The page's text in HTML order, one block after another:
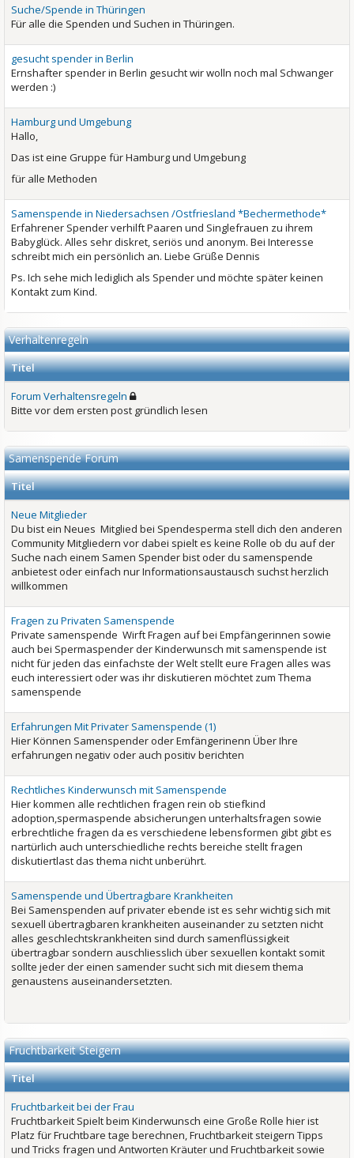
Suche/Spende in Thüringen
Für alle die Spenden und Suchen in Thüringen.
gesucht spender in Berlin
Ernshafter spender in Berlin gesucht wir wolln noch mal Schwanger
werden :)
Hamburg und Umgebung
Hallo,
Das ist eine Gruppe für Hamburg und Umgebung
für alle Methoden
Samenspende in Niedersachsen /Ostfriesland *Bechermethode*
Erfahrener Spender verhilft Paaren und Singlefrauen zu ihrem
Babyglück. Alles sehr diskret, seriös und anonym. Bei Interesse
schreibt mich ein persönlich an. Liebe Grüße Dennis
Ps. Ich sehe mich lediglich als Spender und möchte später keinen
Kontakt zum Kind.
Verhaltenregeln
Titel
Forum Verhaltensregeln
Bitte vor dem ersten post gründlich lesen
Samenspende Forum
Titel
Neue Mitglieder
Du bist ein Neues Mitglied bei Spendesperma stell dich den anderen
Community Mitgliedern vor dabei spielt es keine Rolle ob du auf der
Suche nach einem Samen Spender bist oder du samenspende
anbietest oder einfach nur Informationsaustausch suchst herzlich
willkommen
Fragen zu Privaten Samenspende
Private samenspende Wirft Fragen auf bei Empfängerinnen sowie
auch bei Spermaspender der Kinderwunsch mit samenspende ist
nicht für jeden das einfachste der Welt stellt eure Fragen alles was
euch interessiert oder was ihr diskutieren möchtet zum Thema
samenspende
Erfahrungen Mit Privater Samenspende (1)
Hier Können Samenspender oder Emfängerinenn Über Ihre
erfahrungen negativ oder auch positiv berichten
Rechtliches Kinderwunsch mit Samenspende
Hier kommen alle rechtlichen fragen rein ob stiefkind
adoption,spermaspende absicherungen unterhaltsfragen sowie
erbrechtliche fragen da es verschiedene lebensformen gibt gibt es
nartürlich auch unterschiedliche rechts bereiche stellt fragen
diskutiertlast das thema nicht unberührt.
Samenspende und Übertragbare Krankheiten
Bei Samenspenden auf privater ebende ist es sehr wichtig sich mit
sexuell übertragbaren krankheiten auseinander zu setzten nicht
alles geschlechtskrankheiten sind durch samenflüssigkeit
übertragbar sondern auschliesslich über sexuellen kontakt somit
sollte jeder der einen samender sucht sich mit diesem thema
genaustens auseinandersetzten.
Fruchtbarkeit Steigern
Titel
Fruchtbarkeit bei der Frau
Fruchtbarkeit Spielt beim Kinderwunsch eine Große Rolle hier ist
Platz für Fruchtbare tage berechnen, Fruchtbarkeit steigern Tipps
und Tricks fragen und Antworten Kräuter und Fruchtbarkeit sowie